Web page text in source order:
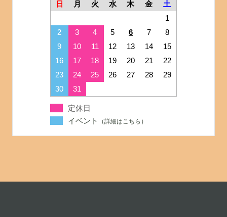
日
月 火 水 木 金
土
1
2
3 4 5 6 7
8
9
10 11 12 13 14
15
16
17 18 19 20 21
22
23
24 25 26 27 28
29
30
31
定休日
イベント